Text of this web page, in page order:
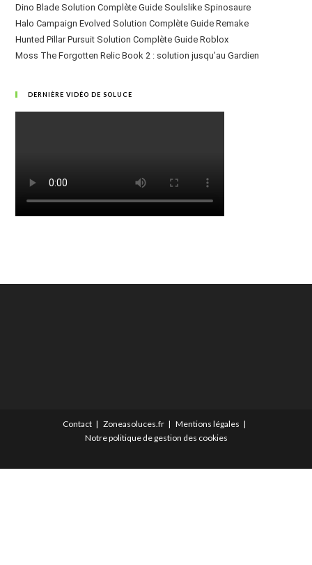
Dino Blade Solution Complète Guide Soulslike Spinosaure
Halo Campaign Evolved Solution Complète Guide Remake
Hunted Pillar Pursuit Solution Complète Guide Roblox
Moss The Forgotten Relic Book 2 : solution jusqu’au Gardien
DERNIÈRE VIDÉO DE SOLUCE
Contact Zoneasoluces.fr
Mentions légales
Notre politique de gestion des cookies